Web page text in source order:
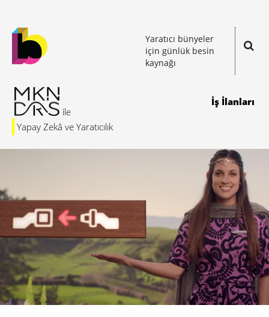
Yaratıcı bünyeler
için günlük besin
kaynağı
Yapay Zekâ ve Yaratıcılık
İş İlanları